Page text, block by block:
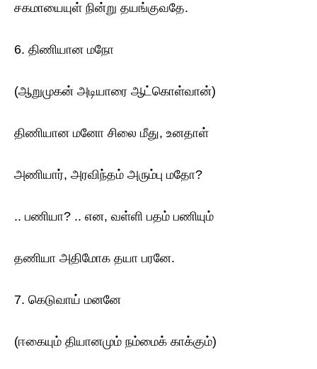
சகமாயையுள் நின்று தயங்குவதே.
6. திணியான மநோ
(ஆறுமுகன் அடியாரை ஆட்கொள்வான்)
திணியான மனோ சிலை மீது, உனதாள்
அணியார், அரவிந்தம் அரும்பு மதோ?
.. பணியா? .. என, வள்ளி பதம் பணியும்
தணியா அதிமோக தயா பரனே.
7. கெடுவாய் மனனே
(ஈகையும் தியானமும் நம்மைக் காக்கும்)